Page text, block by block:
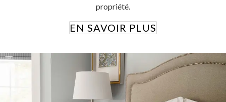
propriété.
EN SAVOIR PLUS